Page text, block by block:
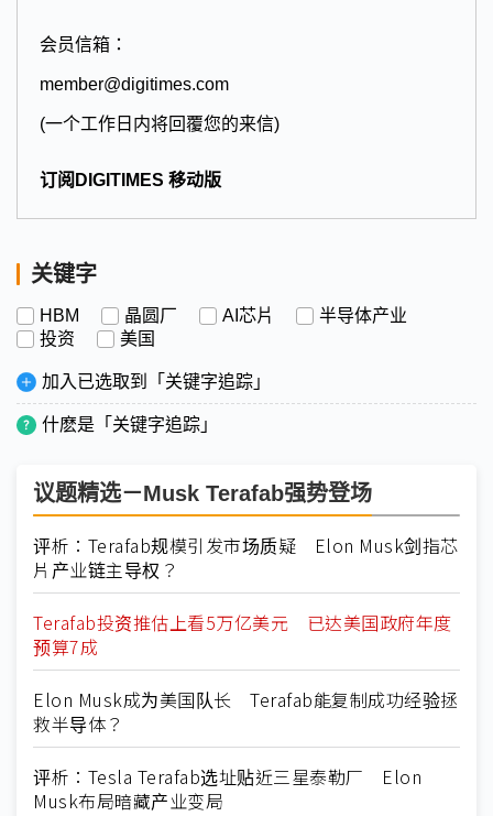
会员信箱：
member@digitimes.com
(一个工作日内将回覆您的来信)
订阅DIGITIMES 移动版
关键字
HBM 晶圆厂 AI芯片
半导体产业
投资
美国
加入已选取到「关键字追踪」
什麽是「关键字追踪」
议题精选－Musk Terafab强势登场
评析：Terafab规模引发市场质疑 Elon Musk剑指芯
片产业链主导权？
Terafab投资推估上看5万亿美元 已达美国政府年度
预算7成
Elon Musk成为美国队长 Terafab能复制成功经验拯
救半导体？
评析：Tesla Terafab选址贴近三星泰勒厂 Elon
Musk布局暗藏产业变局